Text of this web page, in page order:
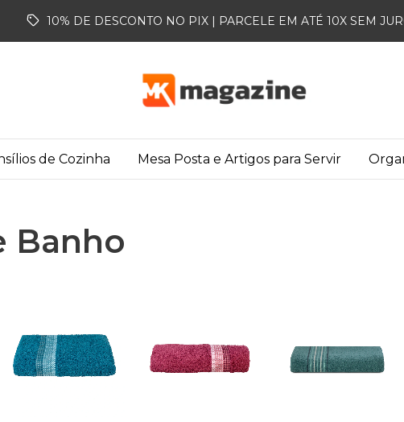
10% DE DESCONTO NO PIX | PARCELE EM ATÉ 10X SEM
de Cozinha Mesa Posta e Artigos para Servir
Banho